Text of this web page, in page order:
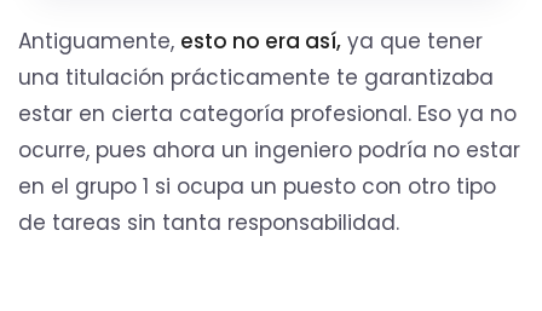
Antiguamente, esto no era así, ya que tener
una titulación prácticamente te garantizaba
estar en cierta categoría profesional. Eso ya no
ocurre, pues ahora un ingeniero podría no estar
en el grupo 1 si ocupa un puesto con otro tipo
de tareas sin tanta responsabilidad.